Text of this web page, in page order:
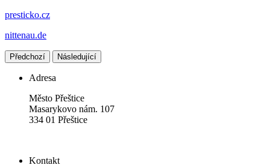
presticko.cz
nittenau.de
Předchozí Následující
Adresa
Město Přeštice
Masarykovo nám. 107
334 01 Přeštice
Kontakt